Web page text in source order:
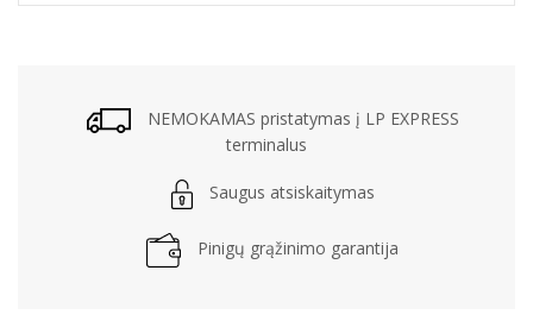
NEMOKAMAS pristatymas į LP EXPRESS
terminalus
Saugus atsiskaitymas
Pinigų grąžinimo garantija